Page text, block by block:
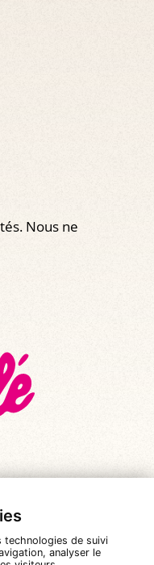
technologies de suivi
analyser le
Nous ne
Salé